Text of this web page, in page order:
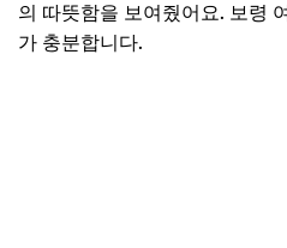
의 따뜻함을 보여줬어요. 보령
가 충분합니다.